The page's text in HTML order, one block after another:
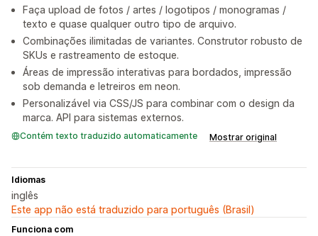
Faça upload de fotos / artes / logotipos / monogramas /
texto e quase qualquer outro tipo de arquivo.
Combinações ilimitadas de variantes. Construtor robusto de
SKUs e rastreamento de estoque.
Áreas de impressão interativas para bordados, impressão
sob demanda e letreiros em neon.
Personalizável via CSS/JS para combinar com o design da
marca. API para sistemas externos.
Contém texto traduzido automaticamente Mostrar original
Idiomas
inglês
Este app não está traduzido para português (Brasil)
Funciona com